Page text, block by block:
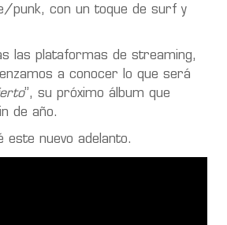
punk, con un toque de surf y
las plataformas de streaming,
a conocer lo que será
”, su próximo álbum que
de año.
este nuevo adelanto.